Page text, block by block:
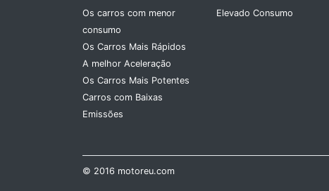
› Shogun
› Space Gear
› Space Runner
› Space Star
› Space Wagon
› Toppo
› Town BOX
Morgan
Os carros com menor
consumo
Os Carros Mais Rápidos
A melhor Aceleração
Os Carros Mais Potentes
Carros com Baixas
Emissões
Elevado Consumo
© 2016 motoreu.com